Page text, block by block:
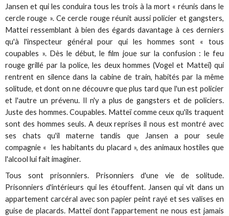
Jansen et qui les conduira tous les trois à la mort « réunis dans le
cercle rouge ». Ce cercle rouge réunit aussi policier et gangsters,
Mattei ressemblant à bien des égards davantage à ces derniers
qu'à l'inspecteur général pour qui les hommes sont « tous
coupables ». Dès le début, le film joue sur la confusion : le feu
rouge grillé par la police, les deux hommes (Vogel et Matteï) qui
rentrent en silence dans la cabine de train, habités par la même
solitude, et dont on ne découvre que plus tard que l'un est policier
et l'autre un prévenu. Il n'y a plus de gangsters et de policiers.
Juste des hommes. Coupables. Matteï comme ceux qu'ils traquent
sont des hommes seuls. A deux reprises il nous est montré avec
ses chats qu'il materne tandis que Jansen a pour seule
compagnie « les habitants du placard », des animaux hostiles que
l'alcool lui fait imaginer.
Tous sont prisonniers. Prisonniers d'une vie de solitude.
Prisonniers d'intérieurs qui les étouffent. Jansen qui vit dans un
appartement carcéral avec son papier peint rayé et ses valises en
guise de placards. Matteï dont l'appartement ne nous est jamais